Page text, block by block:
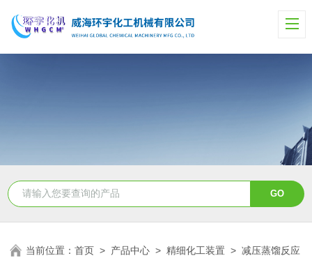
当前位置：首页 > 产品中心 >精细化工装置 >减压蒸馏反应